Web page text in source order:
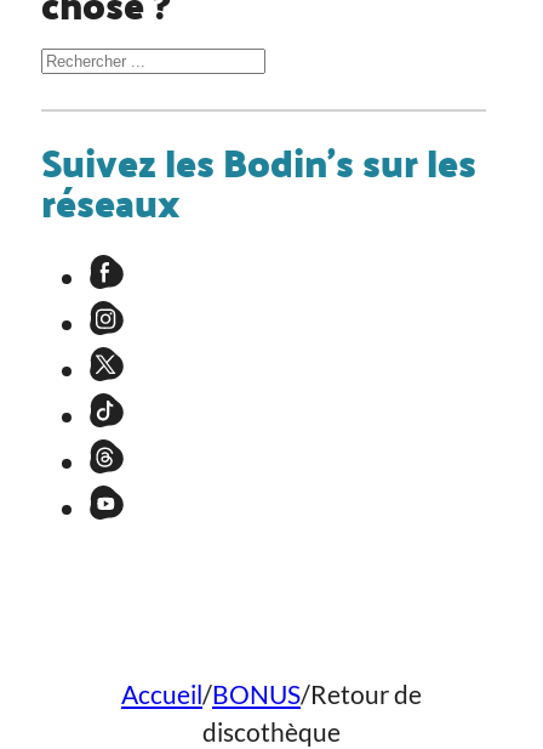
Rechercher
Suivez les Bodin's sur les
réseaux
Accueil/BONUS/Retour de
discothèque